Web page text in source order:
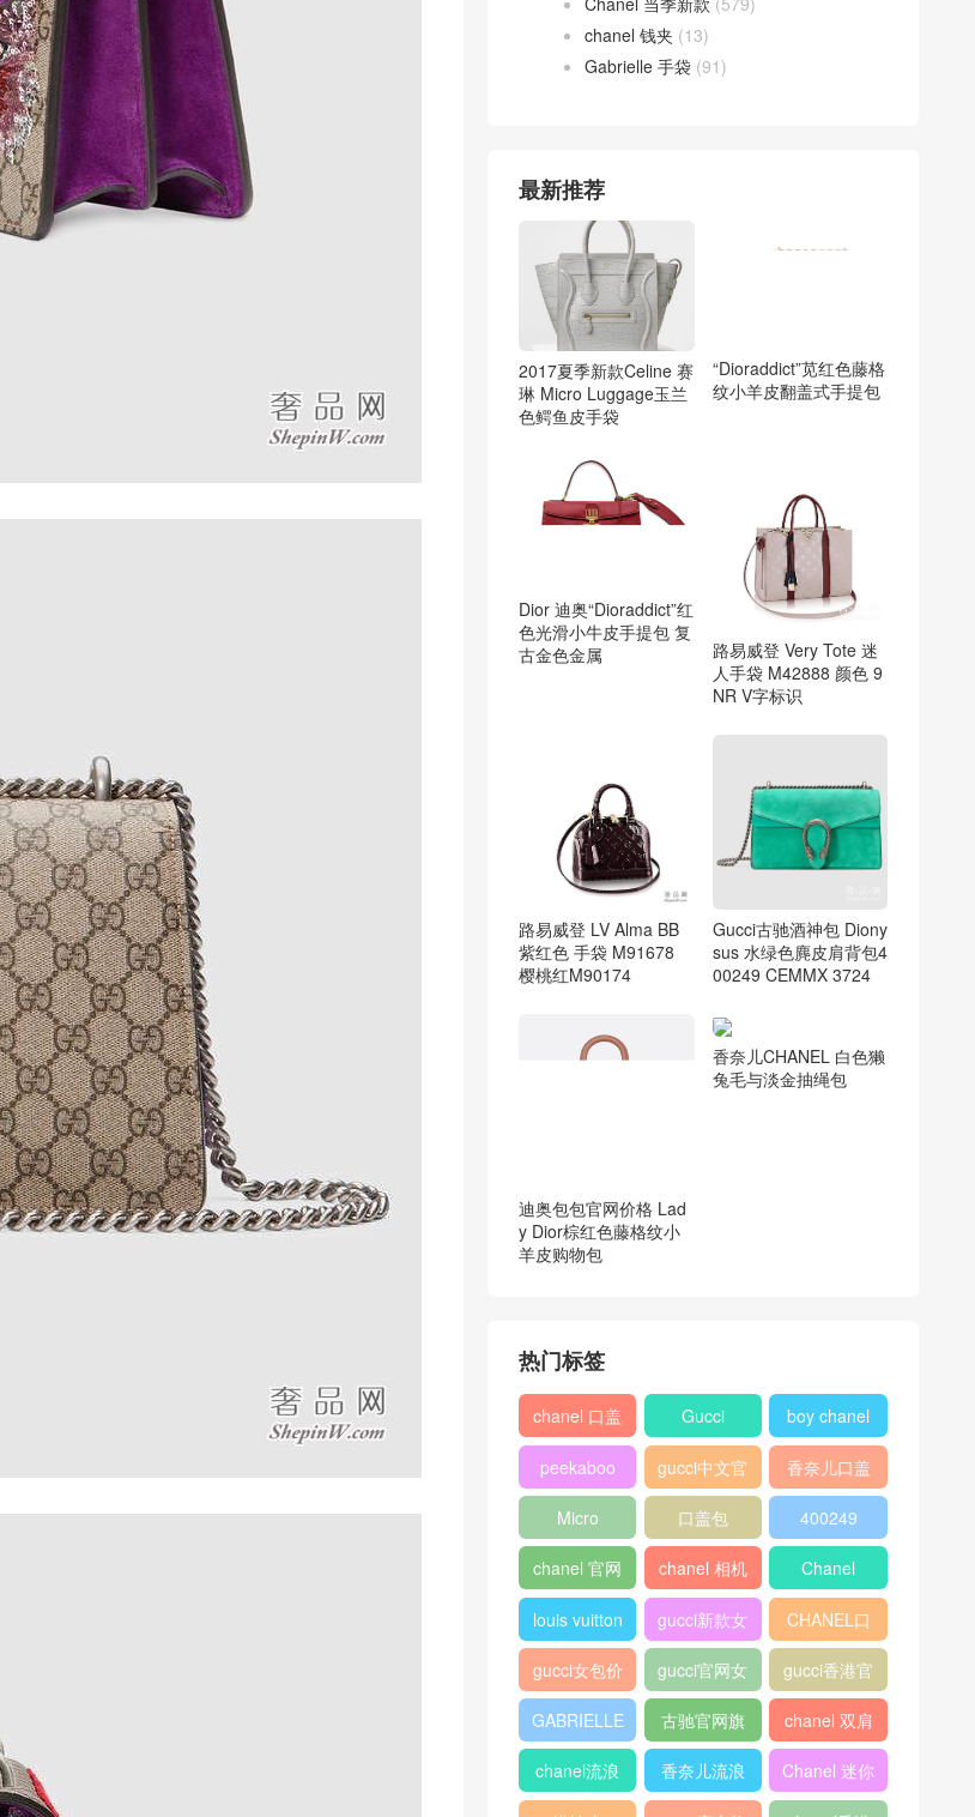
chanel 钱夹 (13)
Gabrielle 手袋 (91)
最新推荐
2017夏季新款Celine 赛
琳 Micro Luggage玉兰
色鳄鱼皮手袋
“Dioraddict”苋红色藤格
纹小羊皮翻盖式手提包
Dior 迪奥“Dioraddict”红
色光滑小牛皮手提包 复
古金色金属
路易威登 Very Tote 迷
人手袋 M42888 颜色 9
NR V字标识
路易威登 LV Alma BB
紫红色 手袋 M91678
樱桃红M90174
Gucci古驰酒神包 Diony
sus 水绿色麂皮肩背包4
00249 CEMMX 3724
迪奥包包官网价格 Lad
y Dior棕红色藤格纹小
羊皮购物包
香奈儿CHANEL 白色獭
兔毛与淡金抽绳包
热门标签
chanel 口盖
包
Gucci
boy chanel
口盖包
peekaboo
gucci中文官
网
香奈儿口盖
包2018
Micro
Luggage
口盖包 400249
chanel 官网
chanel 相机
包
Chanel
louis vuitton
gucci新款女
包
CHANEL口
盖包
gucci女包价
格
gucci官网女
包
gucci香港官
网
GABRIELLE
古驰官网旗
舰店
chanel 双肩
背包
chanel流浪
包价格
香奈儿流浪
包尺寸
Chanel 迷你
口盖包